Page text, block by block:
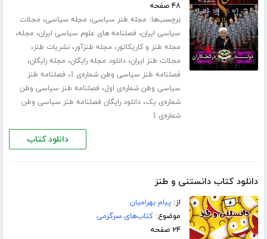
۴۸ صفحه
برچسب‌ها: مجله طنز سیاسی، مجله سیاسی، مجلات
سیاسی ایران، فصلنامه های علوم سیاسی ایران، مجله،
مجله طنز و کاریکاتور، مجله طنزآور،نشریات طنز،
مجلات طنز ایران،دانلود مجله رایگان، مجله رایگان،
فصلنامه طنز سیاسی وطن شماره‌ی 1 ، فصلنامه طنز
سیاسی وطن شماره‌ی اول، فصلنامه طنز سیاسی وطن
شماره‌ی یک،دانلود رایگان فصلنامه طنز سیاسی وطن
شماره‌ی 1
دانلود کتاب
دانلود کتاب دانستنی و طنز
از:پیام بهرامیان
موضوع:کتاب‌های سرگرمی
۲۴ صفحه